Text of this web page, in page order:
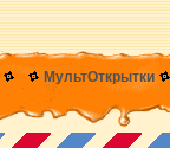
МультОткрытки